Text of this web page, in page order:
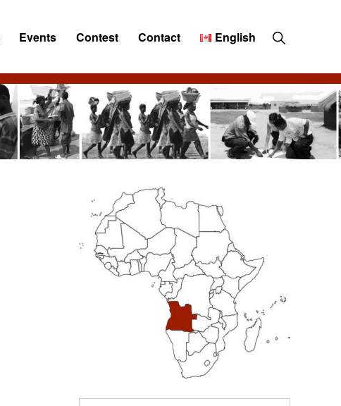
Events Contest Contact English Show
Search
Primary
Sidebar